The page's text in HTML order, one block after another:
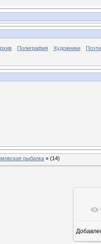
Полиграфия Художники
рыбалка » (14)